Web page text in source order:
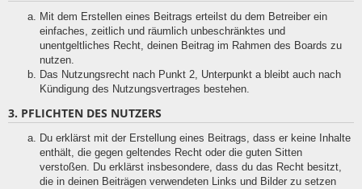
Mit dem Erstellen eines Beitrags erteilst du dem Betreiber ein
einfaches, zeitlich und räumlich unbeschränktes und
unentgeltliches Recht, deinen Beitrag im Rahmen des Boards zu
nutzen.
Das Nutzungsrecht nach Punkt 2, Unterpunkt a bleibt auch nach
Kündigung des Nutzungsvertrages bestehen.
3. PFLICHTEN DES NUTZERS
Du erklärst mit der Erstellung eines Beitrags, dass er keine Inhalte
enthält, die gegen geltendes Recht oder die guten Sitten
verstoßen. Du erklärst insbesondere, dass du das Recht besitzt,
die in deinen Beiträgen verwendeten Links und Bilder zu setzen